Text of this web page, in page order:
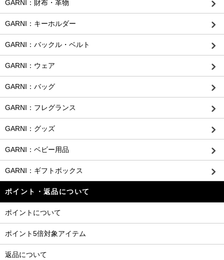
GARNI：財布・革物
GARNI：キーホルダー
GARNI：バックル・ベルト
GARNI：ウェア
GARNI：バッグ
GARNI：フレグランス
GARNI：グッズ
GARNI：ベビー用品
GARNI：ギフトボックス
ポイント・返品について
ポイントについて
ポイント5倍対象アイテム
返品について